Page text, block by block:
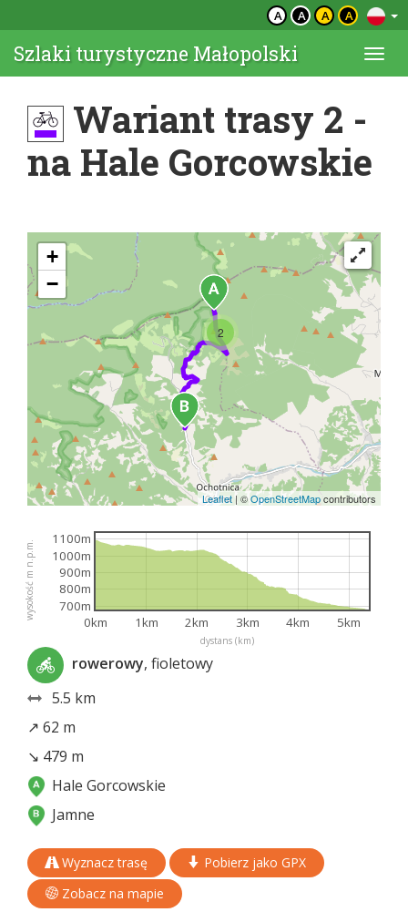
A A A A
Szlaki turystyczne Małopolski
Wariant trasy 2 -
na Hale Gorcowskie
2
+
−
Leaflet | ©OpenStreetMapcontributors
dystans (km)
wysokość m n.p.m.
0km 1km 2km 3km 4km 5km
700m
800m
900m
1000m
1100m
rowerowy, fioletowy
5.5 km
↗ 62 m
↘ 479 m
Hale Gorcowskie
Jamne
Wyznacz trasę
Pobierz jako GPX
Zobacz na mapie